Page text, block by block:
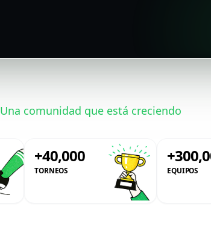
Una comunidad que está creciendo
+40,000
TORNEOS EQUIPOS